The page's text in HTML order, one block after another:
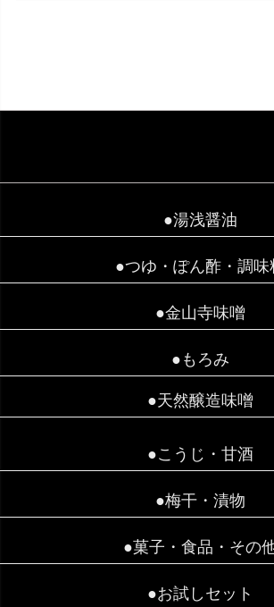
●湯浅醤油
●つゆ・ぽん酢・調味
●金山寺味噌
●もろみ
●天然醸造味噌
●こうじ・甘酒
●梅干・漬物
●菓子・食品・その
●お試しセット